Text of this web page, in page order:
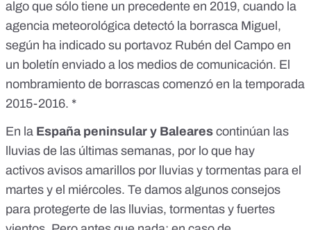
algo que sólo tiene un precedente en 2019, cuando la
agencia meteorológica detectó la borrasca Miguel,
según ha indicado su portavoz Rubén del Campo en
un boletín enviado a los medios de comunicación. El
nombramiento de borrascas comenzó en la temporada
2015-2016. *
En la España peninsular y Baleares continúan las
lluvias de las últimas semanas, por lo que hay
activos avisos amarillos por lluvias y tormentas para el
martes y el miércoles. Te damos algunos consejos
para protegerte de las lluvias, tormentas y fuertes